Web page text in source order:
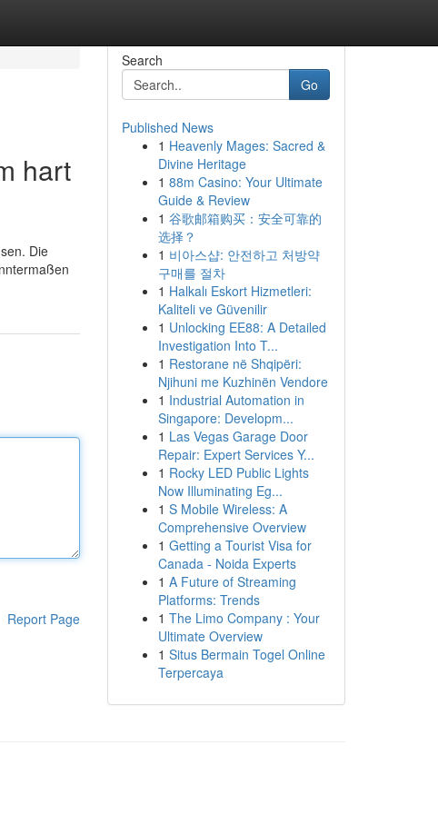
hart
Die
Report Page
Search
Go
Published News
1 Heavenly Mages: Sacred &
Divine Heritage
1 88m Casino: Your Ultimate
Guide & Review
1 谷歌邮箱购买：安全可靠的
选择？
1 비아스샵: 안전하고 처방약
구매를 절차
1 Halkalı Eskort Hizmetleri:
Kaliteli ve Güvenilir
1 Unlocking EE88: A Detailed
Investigation Into T...
1 Restorane në Shqipëri:
Njihuni me Kuzhinën Vendore
1 Industrial Automation in
Singapore: Developm...
1 Las Vegas Garage Door
Repair: Expert Services Y...
1 Rocky LED Public Lights
Now Illuminating Eg...
1 S Mobile Wireless: A
Comprehensive Overview
1 Getting a Tourist Visa for
Canada - Noida Experts
1 A Future of Streaming
Platforms: Trends
1 The Limo Company : Your
Ultimate Overview
1 Situs Bermain Togel Online
Terpercaya